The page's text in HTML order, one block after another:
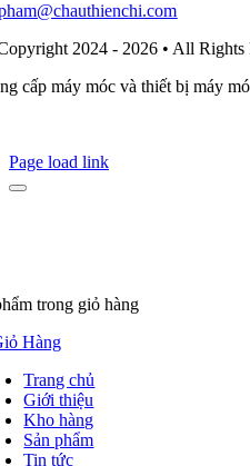
2024 - 2026 • All Rights
cấp máy móc và thiết bị máy
Page load link
trong giỏ hàng
Hàng
Trang chủ
Giới thiệu
Kho hàng
Sản phẩm
Tin tức